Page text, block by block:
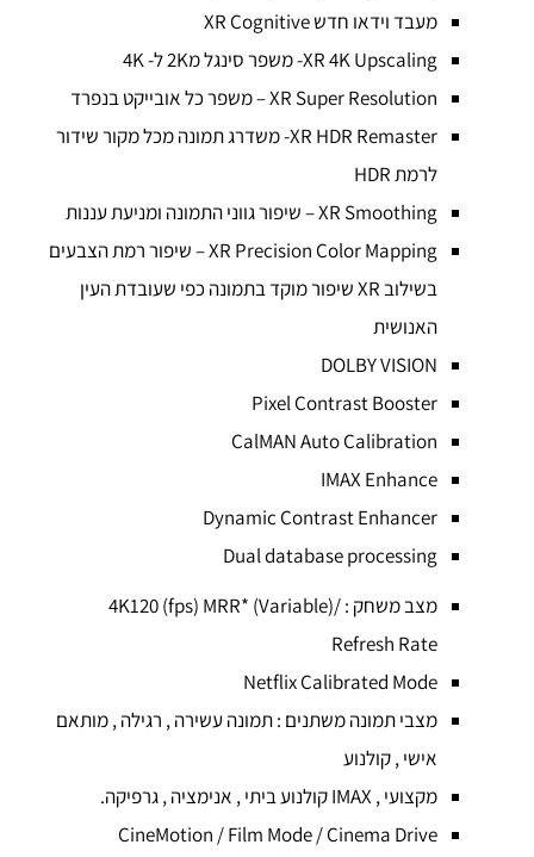
מעבד וידאו חדש XR Cognitive
XR 4K Upscaling- משפר סינגל מ2K ל- 4K
XR Super Resolution – משפר כל אובייקט בנפרד
XR HDR Remaster- משדרג תמונה מכל מקור שידור
לרמת HDR
XR Smoothing – שיפור גווני התמונה ומניעת עננות
XR Precision Color Mapping – שיפור רמת הצבעים
בשילוב XR שיפור מוקד בתמונה כפי שעובדת העין
האנושית
DOLBY VISION
Pixel Contrast Booster
CalMAN Auto Calibration
IMAX Enhance
Dynamic Contrast Enhancer
Dual database processing
מצב משחק : /(4K120 (fps) MRR* (Variable
Refresh Rate
Netflix Calibrated Mode
מצבי תמונה משתנים : תמונה עשירה , רגילה , מותאם
אישי , קולנוע
מקצועי , IMAX קולנוע ביתי , אנימציה , גרפיקה.
CineMotion / Film Mode / Cinema Drive